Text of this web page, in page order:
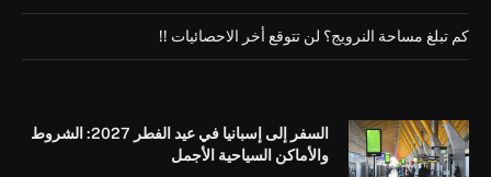
كم تبلغ مساحة النرويج؟ لن تتوقع أخر الاحصائيات !!
السفر إلى إسبانيا في عيد الفطر 2027: الشروط
والأماكن السياحية الأجمل